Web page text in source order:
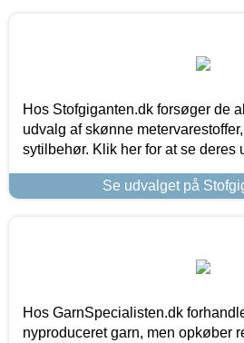
Hos Stofgiganten.dk forsøger de
udvalg af skønne
sytilbehør. Klik her for at se deres
Se udvalget på
Hos GarnSpecialisten.dk
nyproduceret garn, men opkøber